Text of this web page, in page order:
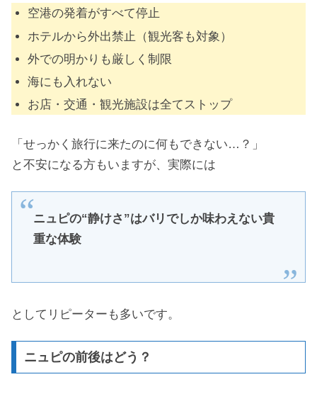
空港の発着がすべて停止
ホテルから外出禁止（観光客も対象）
外での明かりも厳しく制限
海にも入れない
お店・交通・観光施設は全てストップ
「せっかく旅行に来たのに何もできない…？」
と不安になる方もいますが、実際には
ニュピの“静けさ”はバリでしか味わえない貴
重な体験
としてリピーターも多いです。
ニュピの前後はどう？